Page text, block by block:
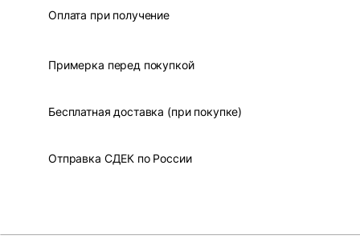
Оплата при получение
Примерка перед покупкой
Бесплатная доставка (при покупке)
Отправка СДЕК по России